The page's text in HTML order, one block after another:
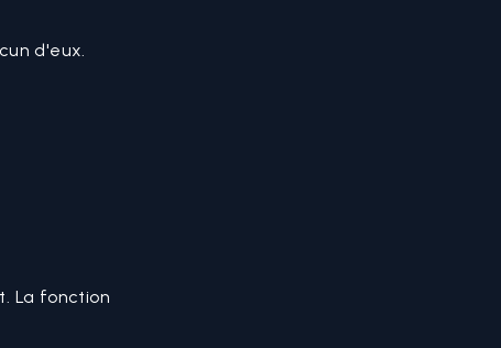
d'eux.
La fonction